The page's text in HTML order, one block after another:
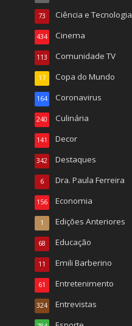
Ciência e Tecnologia
73
Cinema
434
Comunidade TV
113
Copa do Mundo
17
Coronavirus
164
Culinária
240
Decor
141
Destaques
342
Dra. Paula Ferreira
6
Economia
156
Edições Anteriores
1
Educação
68
Emili Barberino
11
Entretenimento
61
Entrevistas
324